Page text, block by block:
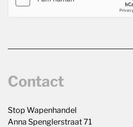
Contact
Stop Wapenhandel
Anna Spenglerstraat 71